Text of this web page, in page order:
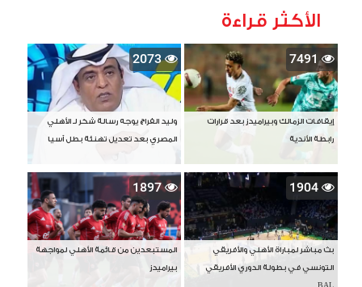
الأكثر قراءة
7491
إيقافات الزمالك وبيراميدز بعد قرارات
رابطة الأندية
2073
وليد الفراج يوجه رسالة شكر لـ الأهلي
المصري بعد تعديل تهنئة بطل آسيا
1904
بث مباشر لمباراة الأهلي والأفريقي
التونسي في بطولة الدوري الأفريقي
BAL
1897
المستبعدين من قائمة الأهلي لمواجهة
بيراميدز